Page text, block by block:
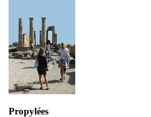
Propylées